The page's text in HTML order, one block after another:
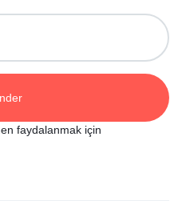
faydalanmak için